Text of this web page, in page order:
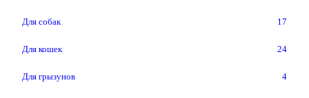
Для собак 17
Для кошек 24
Для грызунов 4